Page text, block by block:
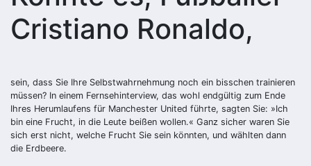
Cristiano Ronaldo,
sein, dass Sie Ihre Selbstwahrnehmung noch ein bisschen trainieren
müssen? In einem Fernsehinterview, das wohl endgültig zum Ende
Ihres Herumlaufens für Manchester United führte, sagten Sie: »Ich
bin eine Frucht, in die Leute beißen wollen.« Ganz sicher waren Sie
sich erst nicht, welche Frucht Sie sein könnten, und wählten dann
die Erdbeere.